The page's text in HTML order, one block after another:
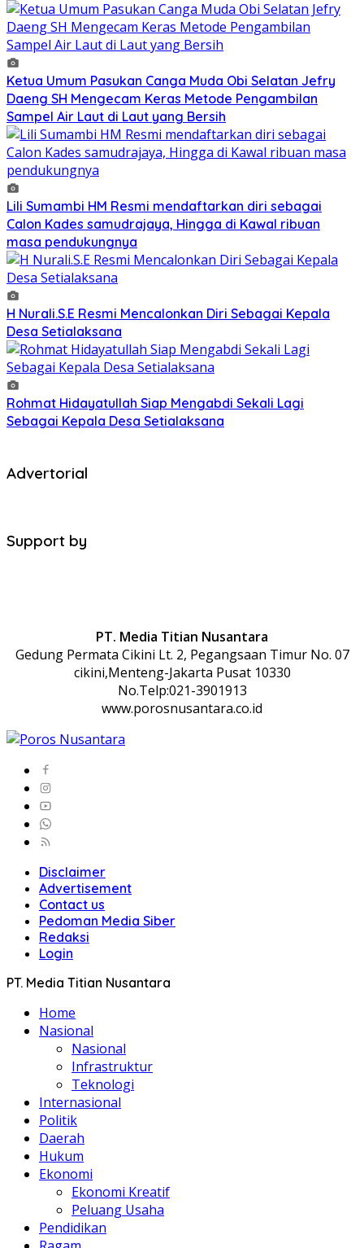
Ketua Umum Pasukan Canga Muda Obi Selatan Jefry
Daeng SH Mengecam Keras Metode Pengambilan
Sampel Air Laut di Laut yang Bersih
Lili Sumambi HM Resmi mendaftarkan diri sebagai
Calon Kades samudrajaya, Hingga di Kawal ribuan
masa pendukungnya
H Nurali.S.E Resmi Mencalonkan Diri Sebagai Kepala
Desa Setialaksana
Rohmat Hidayatullah Siap Mengabdi Sekali Lagi
Sebagai Kepala Desa Setialaksana
Advertorial
Support by
PT. Media Titian Nusantara
Gedung Permata Cikini Lt. 2, Pegangsaan Timur No. 07
cikini,Menteng-Jakarta Pusat 10330
No.Telp:021-3901913
www.porosnusantara.co.id
Disclaimer
Advertisement
Contact us
Pedoman Media Siber
Redaksi
Login
PT. Media Titian Nusantara
Home
Nasional
Nasional
Infrastruktur
Teknologi
Internasional
Politik
Daerah
Hukum
Ekonomi
Ekonomi Kreatif
Peluang Usaha
Pendidikan